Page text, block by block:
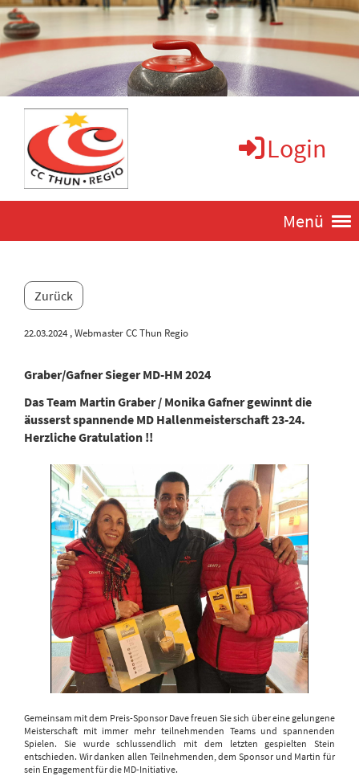
Login
Menü
Zurück
22.03.2024 , Webmaster CC Thun Regio
Graber/Gafner Sieger MD-HM 2024
Das Team Martin Graber / Monika Gafner gewinnt die
äusserst spannende MD Hallenmeisterschaft 23-24.
Herzliche Gratulation !!
Gemeinsam mit dem Preis-Sponsor Dave freuen Sie sich über eine gelungene
Meisterschaft mit immer mehr teilnehmenden Teams und spannenden
Spielen. Sie wurde schlussendlich mit dem letzten gespielten Stein
entschieden. Wir danken allen Teilnehmenden, dem Sponsor und Martin für
sein Engagement für die MD-Initiative.